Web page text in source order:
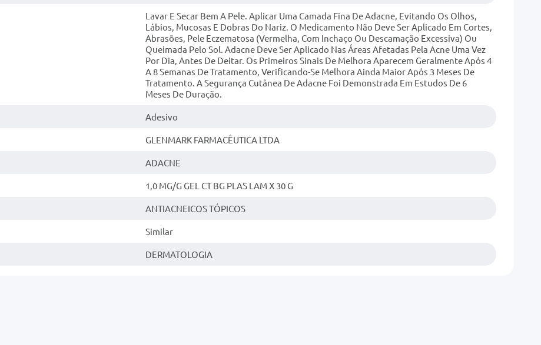
Lavar E Secar Bem A Pele. Aplicar Uma Camada Fina De Adacne, Evitando Os Olhos,
Lábios, Mucosas E Dobras Do Nariz. O Medicamento Não Deve Ser Aplicado Em Cortes,
Abrasões, Pele Eczematosa (vermelha, Com Inchaço Ou Descamação Excessiva) Ou
Queimada Pelo Sol. Adacne Deve Ser Aplicado Nas Áreas Afetadas Pela Acne Uma Vez
Por Dia, Antes De Deitar. Os Primeiros Sinais De Melhora Aparecem Geralmente Após 4
A 8 Semanas De Tratamento, Verificando-Se Melhora Ainda Maior Após 3 Meses De
Tratamento. A Segurança Cutânea De Adacne Foi Demonstrada Em Estudos De 6
Meses De Duração.
Adesivo
GLENMARK FARMACÊUTICA LTDA
ADACNE
1,0 MG/G GEL CT BG PLAS LAM X 30 G
ANTIACNEICOS TÓPICOS
Similar
DERMATOLOGIA